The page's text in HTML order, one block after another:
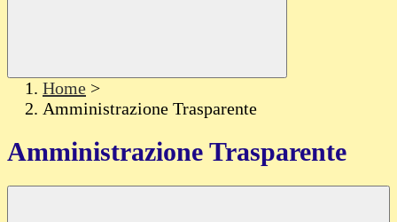
Home >
Amministrazione Trasparente
Amministrazione Trasparente